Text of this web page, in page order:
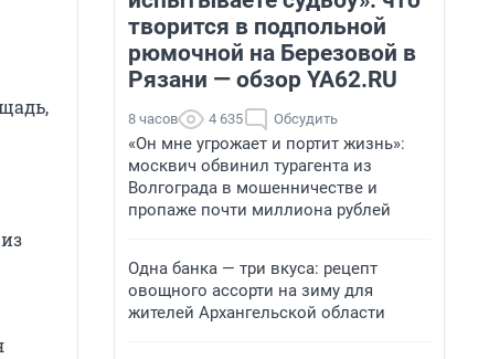
творится в подпольной
рюмочной на Березовой в
Рязани — обзор YA62.RU
8 часов 4 635 Обсудить
«Он мне угрожает и портит жизнь»:
москвич обвинил турагента из
Волгограда в мошенничестве и
пропаже почти миллиона рублей
Одна банка — три вкуса: рецепт
овощного ассорти на зиму для
жителей Архангельской области